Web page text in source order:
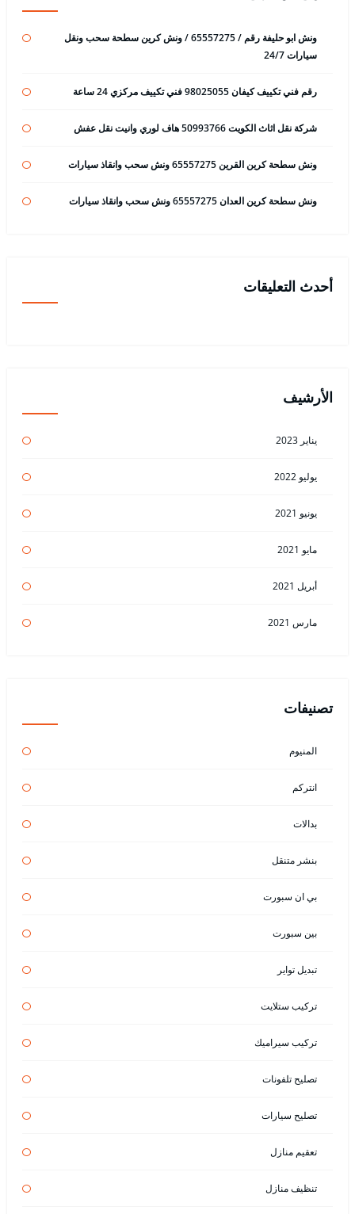
ونش ابو حليفة رقم / 65557275 / ونش كرين سطحة سحب ونقل
سيارات 24/7
رقم فني تكييف كيفان 98025055 فني تكييف مركزي 24 ساعة
شركة نقل اثاث الكويت 50993766 هاف لوري وانيت نقل عفش
ونش سطحة كرين القرين 65557275 ونش سحب وانقاذ سيارات
ونش سطحة كرين العدان 65557275 ونش سحب وانقاذ سيارات
أحدث التعليقات
الأرشيف
يناير 2023
يوليو 2022
يونيو 2021
مايو 2021
أبريل 2021
مارس 2021
تصنيفات
المنيوم
انتركم
بدالات
بنشر متنقل
بي ان سبورت
بين سبورت
تبديل تواير
تركيب ستلايت
تركيب سيراميك
تصليح تلفونات
تصليح سيارات
تعقيم منازل
تنظيف منازل